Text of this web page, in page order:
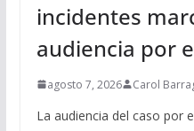
incidentes
audiencia por
agosto 7, 2026 Carol
La audiencia del caso por